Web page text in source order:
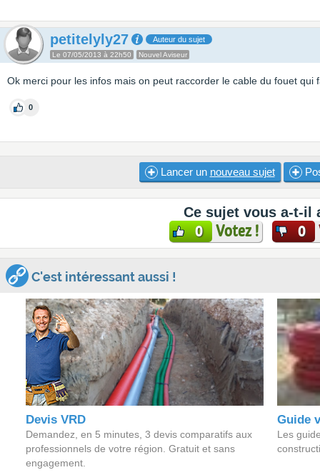
petitelyly27 Auteur du sujet
Le 07/05/2013 à 22h50 Nouvel Aviseur
Ok merci pour les infos mais on peut raccorder le cable du fouet
0
Lancer un nouveau sujet
Ce sujet vous a-t-il
0 Votez ! 0
C'est intéressant aussi !
Devis VRD
Demandez, en 5 minutes, 3 devis comparatifs aux
professionnels de votre région. Gratuit et sans
engagement.
Guide
Les